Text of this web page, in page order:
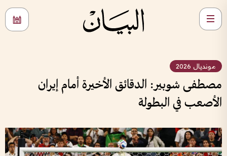
مونديال 2026
مصطفى شوبير: الدقائق الأخيرة أمام إيران
الأصعب في البطولة